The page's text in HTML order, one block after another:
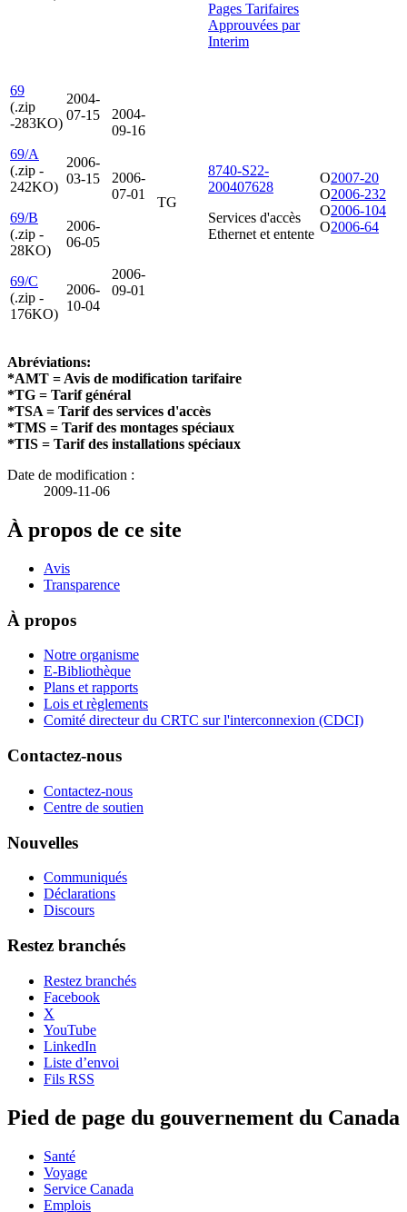
Pages Tarifaires
Approuvées par
Interim
69
(.zip
-283KO)
69/A
(.zip -
242KO)
69/B
(.zip -
28KO)
69/C
(.zip -
176KO)
2004-
07-15
2006-
03-15
2006-
06-05
2006-
10-04
2004-
09-16
2006-
07-01
2006-
09-01
TG
8740-S22-
200407628
Services d'accès
Ethernet et entente
O2007-20
O2006-232
O2006-104
O2006-64
Abréviations:
*AMT = Avis de modification tarifaire
*TG = Tarif général
*TSA = Tarif des services d'accès
*TMS = Tarif des montages spéciaux
*TIS = Tarif des installations spéciaux
Date de modification :
2009-11-06
À propos de ce site
Avis
Transparence
À propos
Notre organisme
E-Bibliothèque
Plans et rapports
Lois et règlements
Comité directeur du CRTC sur l'interconnexion (CDCI)
Contactez-nous
Contactez-nous
Centre de soutien
Nouvelles
Communiqués
Déclarations
Discours
Restez branchés
Restez branchés
Facebook
X
YouTube
LinkedIn
Liste d’envoi
Fils RSS
Pied de page du gouvernement du Canada
Santé
Voyage
Service Canada
Emplois